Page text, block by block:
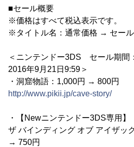
■セール概要
※価格はすべて税込表示です。
※タイトル名：通常価格 → セー
＜ニンテンドー3DS セール期間
2016年9月21日9:59＞
・洞窟物語：1,000円 → 800円
http://www.pikii.jp/cave-story/
・【Newニンテンドー3DS専用】
ザ バインディング オブ アイザッ
→ 750円